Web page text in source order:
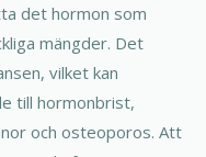
det hormon som
mängder. Det
vilket kan
till hormonbrist,
och osteoporos. Att